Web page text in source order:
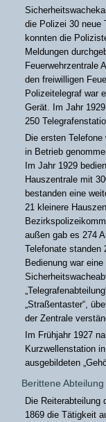
die Polizei 30 neue
konnten die
Meldungen
Feuerwehrzentrale
den freiwilligen
Polizeitelegraf war
Gerät. Im Jahr
250
Die ersten
in Betrieb
Im Jahr 1929
Hauszentrale mit
bestanden eine
21 kleinere
außen gab es 274
Telefonate standen
Bedienung war
„Straßentaster“,
der Zentrale
Im Frühjahr 1927
Kurzwellenstation
ausgebildeten
Berittene Abteilung
Die Reiterabteilung
1869 die Tätigkeit